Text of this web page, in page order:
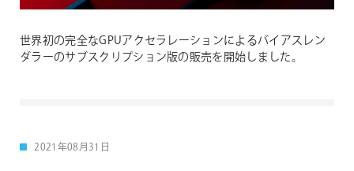
世界初の完全なGPUアクセラレーションによるバイアスレン
ダラーのサブスクリプション版の販売を開始しました。
2021年08月31日